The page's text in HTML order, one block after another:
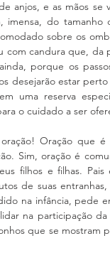
anjos, e as mãos se
imensa, do
sobre os
com candura que, da
porque os
desejarão estar
uma reserva
o cuidado a ser
Oração que
Sim, oração é
filhos e filhas.
de suas
na infância, pede
na participação
que se mostram